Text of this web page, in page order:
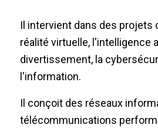
Il intervient dans des projets
réalité virtuelle, l'intelligence
divertissement, la
l'information.
Il conçoit des réseaux
télécommunications